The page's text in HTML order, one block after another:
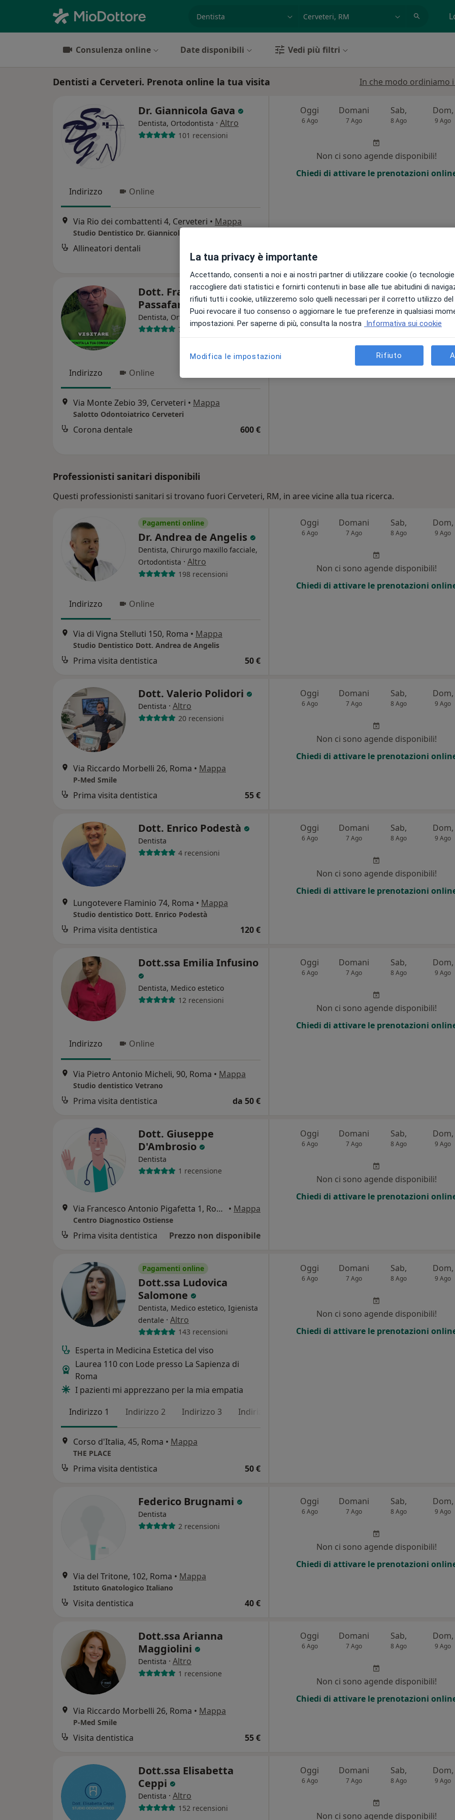
Consulenza online Date disponibili Vedi più filtri
Dentisti a Cerveteri. Prenota online la tua visita In che modo ordiniamo
Dr. Giannicola Gava
Dentista, Ortodontista · Altro
101 recensioni
Indirizzo Online
Via Rio dei combattenti 4, Cerveteri • Mappa
Studio Dentistico Dr. Giannicola Gava
Allineatori dentali
Oggi
6 Ago
Domani
7 Ago
Sab,
8 Ago
Dom,
9 Ago
Non ci sono agende disponibili!
Chiedi di attivare le prenotazioni
Dott. Francesco
Passafaro
Dentista, Ortodontista·Altro
709 recensioni
Indirizzo Online
Via Monte Zebio 39, Cerveteri • Mappa
Salotto Odontoiatrico Cerveteri
Corona dentale 600 €
Oggi
6 Ago
Domani
7 Ago
Sab,
8 Ago
Dom,
9 Ago
Chiedi di attivare le prenotazioni
Professionisti sanitari disponibili
Questi professionisti sanitari si trovano fuori Cerveteri, RM, in aree vicine alla tua ricerca.
Pagamenti online
Dr. Andrea de Angelis
Dentista, Chirurgo maxillo facciale,
Ortodontista · Altro
198 recensioni
Indirizzo Online
Via di Vigna Stelluti 150, Roma • Mappa
Studio Dentistico Dott. Andrea de Angelis
Prima visita dentistica 50 €
Oggi
6 Ago
Domani
7 Ago
Sab,
8 Ago
Dom,
9 Ago
Non ci sono agende disponibili!
Chiedi di attivare le prenotazioni
Dott. Valerio Polidori
Dentista · Altro
20 recensioni
Via Riccardo Morbelli 26, Roma • Mappa
P-Med Smile
Prima visita dentistica 55 €
Oggi
6 Ago
Domani
7 Ago
Sab,
8 Ago
Dom,
9 Ago
Non ci sono agende disponibili!
Chiedi di attivare le prenotazioni
Dott. Enrico Podestà
Dentista
4 recensioni
Lungotevere Flaminio 74, Roma • Mappa
Studio dentistico Dott. Enrico Podestà
Prima visita dentistica 120 €
Oggi
6 Ago
Domani
7 Ago
Sab,
8 Ago
Dom,
9 Ago
Non ci sono agende disponibili!
Chiedi di attivare le prenotazioni
Dott.ssa Emilia Infusino
Dentista, Medico estetico
12 recensioni
Indirizzo Online
Via Pietro Antonio Micheli, 90, Roma • Mappa
Studio dentistico Vetrano
Prima visita dentistica da 50 €
Oggi
6 Ago
Domani
7 Ago
Sab,
8 Ago
Dom,
9 Ago
Non ci sono agende disponibili!
Chiedi di attivare le prenotazioni
Dott. Giuseppe
D'Ambrosio
Dentista
1 recensione
Via Francesco Antonio Pigafetta 1, Roma • Mappa
Centro Diagnostico Ostiense
Prima visita dentistica Prezzo non disponibile
Oggi
6 Ago
Domani
7 Ago
Sab,
8 Ago
Dom,
9 Ago
Non ci sono agende disponibili!
Chiedi di attivare le prenotazioni
Pagamenti online
Dott.ssa Ludovica
Salomone
Dentista, Medico estetico, Igienista
dentale · Altro
143 recensioni
Esperta in Medicina Estetica del viso
Laurea 110 con Lode presso La Sapienza di
Roma
I pazienti mi apprezzano per la mia empatia
Indirizzo 1
Indirizzo 2 Indirizzo 3 Indirizzo 4
Corso d'Italia, 45, Roma • Mappa
THE PLACE
Prima visita dentistica 50 €
Oggi
6 Ago
Domani
7 Ago
Sab,
8 Ago
Dom,
9 Ago
Non ci sono agende disponibili!
Chiedi di attivare le prenotazioni
Federico Brugnami
Dentista
2 recensioni
Via del Tritone, 102, Roma • Mappa
Istituto Gnatologico Italiano
Visita dentistica 40 €
Oggi
6 Ago
Domani
7 Ago
Sab,
8 Ago
Dom,
9 Ago
Non ci sono agende disponibili!
Chiedi di attivare le prenotazioni
Dott.ssa Arianna
Maggiolini
Dentista · Altro
1 recensione
Via Riccardo Morbelli 26, Roma • Mappa
P-Med Smile
Visita dentistica 55 €
Oggi
6 Ago
Domani
7 Ago
Sab,
8 Ago
Dom,
9 Ago
Non ci sono agende disponibili!
Chiedi di attivare le prenotazioni
Dott.ssa Elisabetta
Ceppi
Dentista · Altro
152 recensioni
Oggi
6 Ago
Domani
7 Ago
Sab,
8 Ago
Dom,
9 Ago
Non ci sono agende disponibili!
La tua privacy è importante
Accettando, consenti a noi e ai nostri partner di utilizzare cookie (o
raccogliere dati statistici e fornirti contenuti in base alle tue abitudini di
rifiuti tutti i cookie, utilizzeremo solo quelli necessari per il corretto utilizzo
Puoi revocare il tuo consenso o aggiornare le tue preferenze in qualsiasi
impostazioni. Per saperne di più, consulta la nostra Informativa sui cookie
Modifica le impostazioni Rifiuto